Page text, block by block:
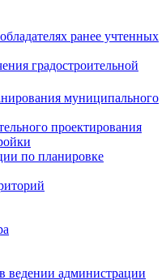
ранее учтенных
градостроительной
муниципального
проектирования
по планировке
ведении администрации